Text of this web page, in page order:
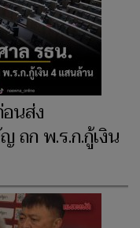
นส่ง
ถก พ.ร.ก.กู้เงิน